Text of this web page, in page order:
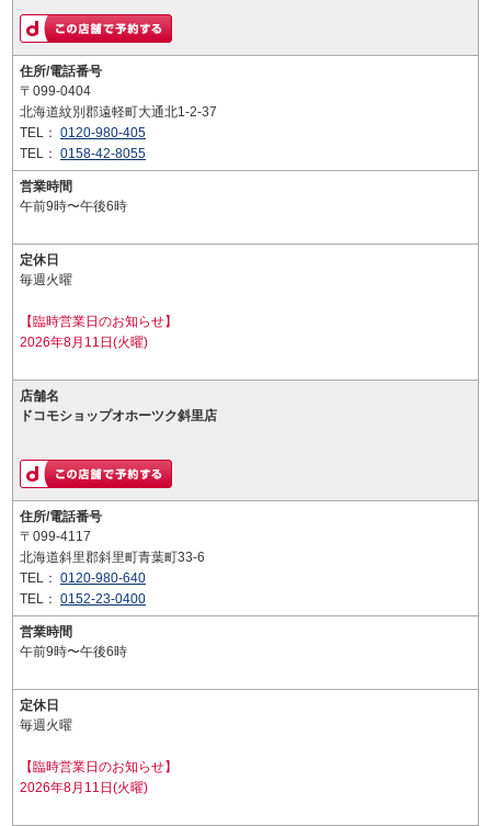
住所/電話番号
〒099-0404
北海道紋別郡遠軽町大通北1-2-37
TEL： 0120-980-405
TEL： 0158-42-8055
営業時間
午前9時〜午後6時
定休日
毎週火曜
【臨時営業日のお知らせ】
2026年8月11日(火曜)
店舗名
ドコモショップオホーツク斜里店
住所/電話番号
〒099-4117
北海道斜里郡斜里町青葉町33-6
TEL： 0120-980-640
TEL： 0152-23-0400
営業時間
午前9時〜午後6時
定休日
毎週火曜
【臨時営業日のお知らせ】
2026年8月11日(火曜)